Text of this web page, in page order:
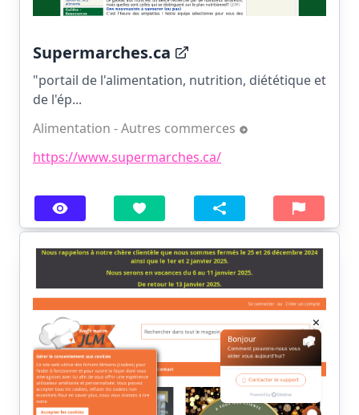
Supermarches.ca
"portail de l'alimentation, nutrition, diététique et
de l'ép...
Alimentation - Autres commerces
https://www.supermarches.ca/